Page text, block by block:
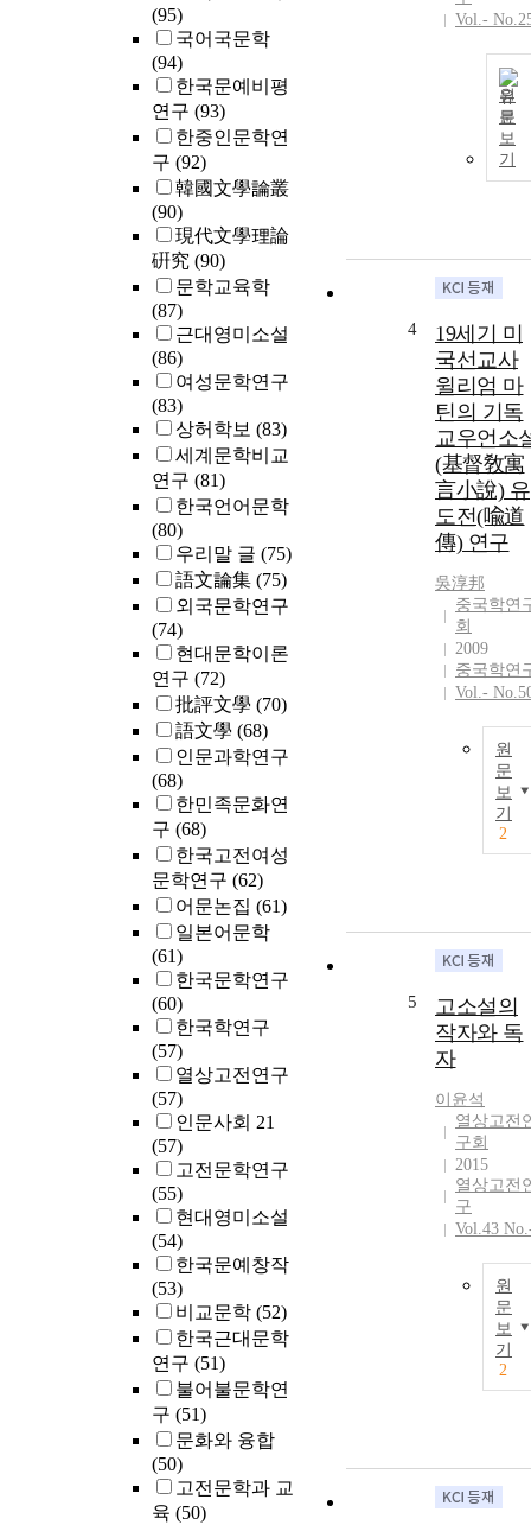
(95)
국어국문학
(94)
한국문예비평
연구 (93)
한중인문학연
구 (92)
韓國文學論叢
(90)
現代文學理論
硏究 (90)
문학교육학
(87)
근대영미소설
(86)
여성문학연구
(83)
상허학보 (83)
세계문학비교
연구 (81)
한국언어문학
(80)
우리말 글 (75)
語文論集 (75)
외국문학연구
(74)
현대문학이론
연구 (72)
批評文學 (70)
語文學 (68)
인문과학연구
(68)
한민족문화연
구 (68)
한국고전여성
문학연구 (62)
어문논집 (61)
일본어문학
(61)
한국문학연구
(60)
한국학연구
(57)
열상고전연구
(57)
인문사회 21
(57)
고전문학연구
(55)
현대영미소설
(54)
한국문예창작
(53)
비교문학 (52)
한국근대문학
연구 (51)
불어불문학연
구 (51)
문화와 융합
(50)
고전문학과 교
육 (50)
Vol.-
원
문
보
기
4
19세기 미
국선교사
윌리엄 마
틴의 기독
교우언소
(基督敎寓
言小說) 유
도전(喩道
傳) 연구
吳淳邦
중국학연
회
2009
중국학연
Vol.-
원
문
보
기
2
5
고소설의
작자와 독
자
이윤석
열상고전
구회
2015
열상고전
구
Vol.43
원
문
보
기
2